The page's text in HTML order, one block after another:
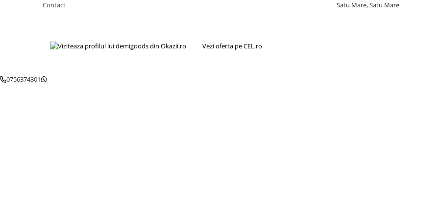
Igiena si ingrijire
Castroane si adapatori animale
Contact
Satu Mare, Satu Mare
Vezi oferta pe CEL.ro
0756374301